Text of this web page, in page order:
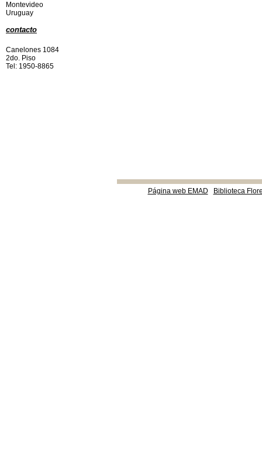
Página web EMAD Biblioteca
Montevideo
Uruguay
contacto
Canelones 1084
2do. Piso
Tel: 1950-8865